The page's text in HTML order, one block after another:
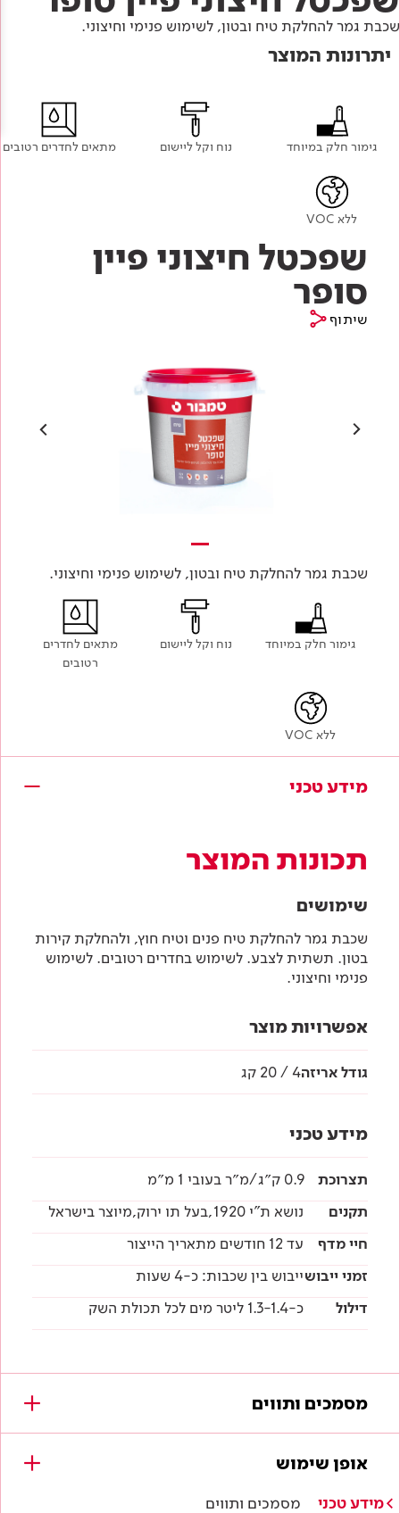
עץ
מתכת
רובה
RAL
לכל מוצרי צבע וציפויים
Academy
תוכן מקצועי
מדיניות סביבתית
מדיניות מערכת משולבת ו - ISO
פתרונות לתעשייה צור קשר
שכבת גמר להחלקת טיח ובטון, לשימוש פנימי וחיצוני.
יתרונות המוצר
גימור חלק במיוחד נוח וקל ליישום מתאים לחדרים רטובים
ללא VOC
שפכטל חיצוני פיין
סופר
שיתוף
שכבת גמר להחלקת טיח ובטון, לשימוש פנימי וחיצוני.
גימור חלק במיוחד נוח וקל ליישום
מתאים לחדרים
רטובים
ללא VOC
מידע טכני
תכונות המוצר
שימושים
שכבת גמר להחלקת טיח פנים וטיח חוץ, ולהחלקת קירות
בטון. תשתית לצבע. לשימוש בחדרים רטובים. לשימוש
פנימי וחיצוני.
אפשרויות מוצר
גודל אריזה4 / 20 קג
מידע טכני
תצרוכת
0.9 ק״ג/מ״ר בעובי 1 מ״מ
תקנים
נושא ת"י 1920,בעל תו ירוק,מיוצר בישראל
חיי מדף
עד 12 חודשים מתאריך הייצור
זמני ייבושייבוש בין שכבות: כ-4 שעות
דילול
כ-1.3-1.4 ליטר מים לכל תכולת השק
מסמכים ותווים
מסמכים להורדה
מפרטים טכניים
אופן שימוש
מידע טכני מסמכים ותווים